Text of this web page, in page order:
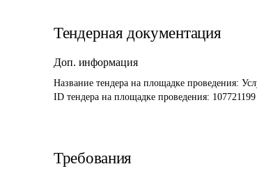
Тендерная документация
Доп. информация
Название тендера на площадке проведения:
ID тендера на площадке проведения: 107721199
Требования